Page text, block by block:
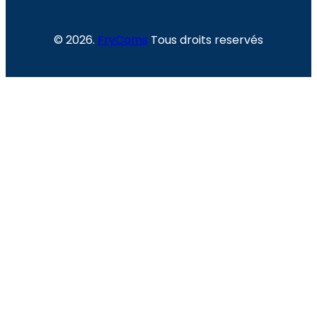
© 2026. FryComs Tous droits reservés